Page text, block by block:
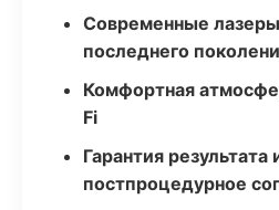
Современные
последнего
Комфортная
Fi
Гарантия результата
постпроцедурное